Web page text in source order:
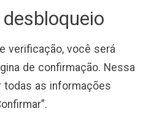
verificação, você será
de confirmação. Nessa
todas as informações